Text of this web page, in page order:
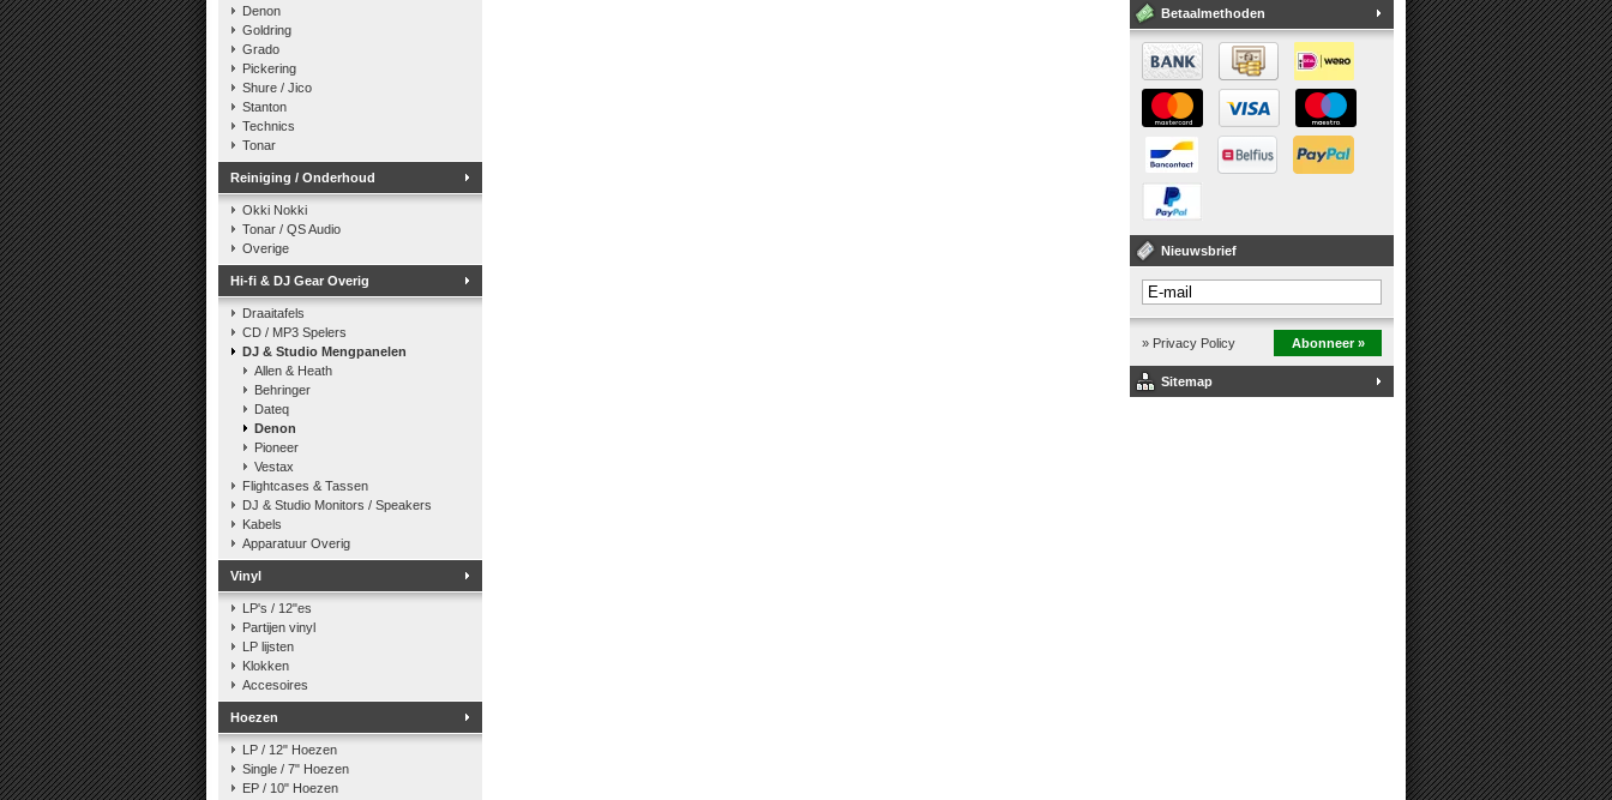
Denon
Goldring
Grado
Pickering
Shure / Jico
Stanton
Technics
Tonar
Reiniging / Onderhoud
Okki Nokki
Tonar / QS Audio
Overige
Hi-fi & DJ Gear Overig
Draaitafels
CD / MP3 Spelers
DJ & Studio Mengpanelen
Allen & Heath
Behringer
Dateq
Denon
Pioneer
Vestax
Flightcases & Tassen
DJ & Studio Monitors / Speakers
Kabels
Apparatuur Overig
Vinyl
LP's / 12"es
Partijen vinyl
LP lijsten
Klokken
Accesoires
Hoezen
LP / 12" Hoezen
Single / 7" Hoezen
EP / 10" Hoezen
Betaalmethoden
Nieuwsbrief
» Privacy Policy Abonneer »
Sitemap